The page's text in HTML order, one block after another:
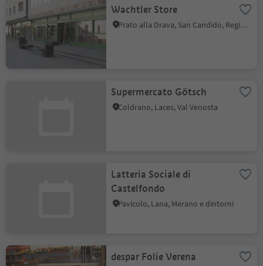
Wachtler Store
Prato alla Drava, San Candido, Regione dolomitica 3 Cime
Supermercato Götsch
Coldrano, Laces, Val Venosta
Latteria Sociale di
Castelfondo
Pavicolo, Lana, Merano e dintorni
despar Folie Verena